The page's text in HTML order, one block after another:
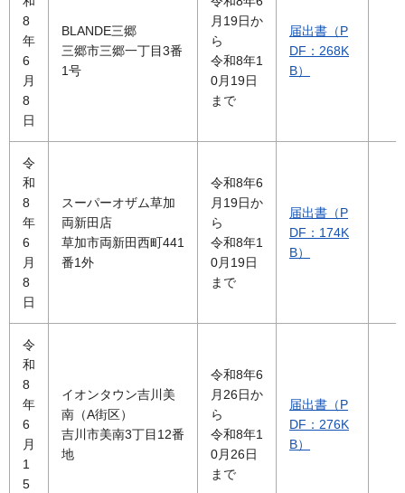
8
年
6
月
8
日
BLANDE三郷
三郷市三郷一丁目3番
1号
月19日か
ら
令和8年1
0月19日
まで
届出書（P
DF：268K
B）
令
和
8
年
6
月
8
日
スーパーオザム草加
両新田店
草加市両新田西町441
番1外
令和8年6
月19日か
ら
令和8年1
0月19日
まで
届出書（P
DF：174K
B）
令
和
8
年
6
月
1
5
イオンタウン吉川美
南（A街区）
吉川市美南3丁目12番
地
令和8年6
月26日か
ら
令和8年1
0月26日
まで
届出書（P
DF：276K
B）